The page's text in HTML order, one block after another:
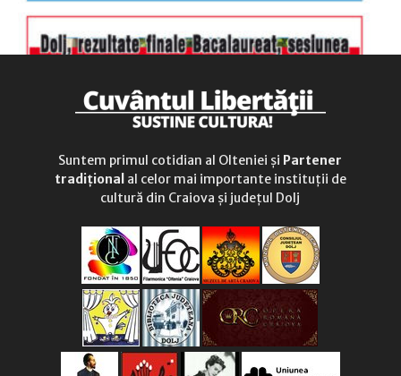
Suntem primul cotidian al Olteniei și Partener
tradițional al celor mai importante instituții de
cultură din Craiova și județul Dolj